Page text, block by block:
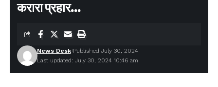
करारा प्रहार…
Last updated: July 30, 2024 10:46 am
News Desk Published July 30, 2024